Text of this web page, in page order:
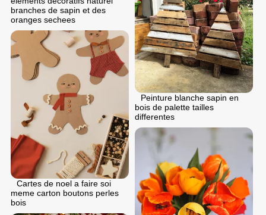
branches de sapin et des
oranges sechees
Peinture blanche sapin en
bois de palette tailles
differentes
Cartes de noel a faire soi
meme carton boutons perles
bois